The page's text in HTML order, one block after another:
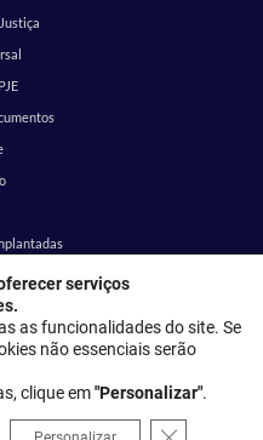
Mafra, 60 - Enseada do Suá,
906
serviços
as funcionalidades do site. Se
não essenciais serão
clique em"Personalizar".
Close